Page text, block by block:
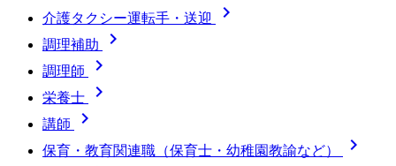
介護タクシー運転手・送迎 
調理補助 
調理師 
栄養士 
講師 
保育・教育関連職（保育士・幼稚園教諭など） 